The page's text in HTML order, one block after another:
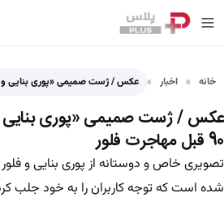
خانه اخبار عکس / ژست صمیمی «پوری بنایی و
عکس / ژست صمیمی «پوری بنایی
90 قبل مهاجرت فلور
شده است که توجه کاربران را به خود جلب